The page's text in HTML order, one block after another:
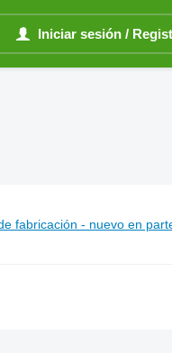
Iniciar sesión /
fabricación - nuevo en